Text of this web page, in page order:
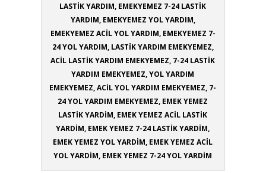
LASTİK YARDIM, EMEKYEMEZ 7-24 LASTİK
YARDIM, EMEKYEMEZ YOL YARDIM,
EMEKYEMEZ ACİL YOL YARDIM, EMEKYEMEZ 7-
24 YOL YARDIM, LASTİK YARDIM EMEKYEMEZ,
ACİL LASTİK YARDIM EMEKYEMEZ, 7-24 LASTİK
YARDIM EMEKYEMEZ, YOL YARDIM
EMEKYEMEZ, ACİL YOL YARDIM EMEKYEMEZ, 7-
24 YOL YARDIM EMEKYEMEZ, EMEK YEMEZ
LASTİK YARDİM, EMEK YEMEZ ACİL LASTİK
YARDİM, EMEK YEMEZ 7-24 LASTİK YARDİM,
EMEK YEMEZ YOL YARDİM, EMEK YEMEZ ACİL
YOL YARDİM, EMEK YEMEZ 7-24 YOL YARDİM